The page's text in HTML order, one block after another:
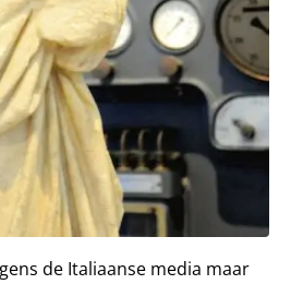
de Italiaanse media maar